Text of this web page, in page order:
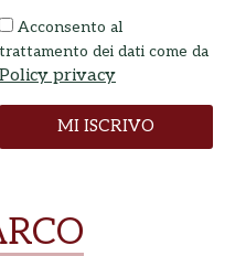
Acconsento al
trattamento dei dati come da
Policy privacy
MI ISCRIVO